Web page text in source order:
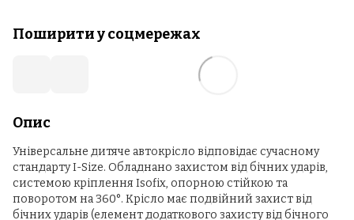
Поширити у соцмережах
Опис
Універсальне дитяче автокрісло відповідає сучасному
стандарту I-Size. Обладнано захистом від бічних ударів,
системою кріплення Isofix, опорною стійкою та
поворотом на 360°. Крісло має подвійний захист від
бічних ударів (елемент додаткового захисту від бічного